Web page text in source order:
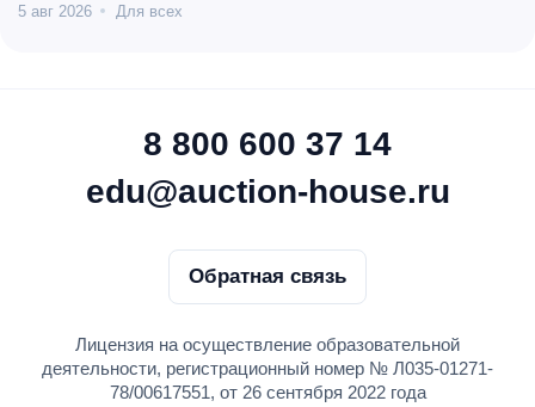
5 авг 2026 Для всех
8 800 600 37 14
edu@auction-house.ru
Обратная связь
Лицензия на осуществление образовательной
деятельности, регистрационный номер № Л035-01271-
78/00617551, от 26 сентября 2022 года